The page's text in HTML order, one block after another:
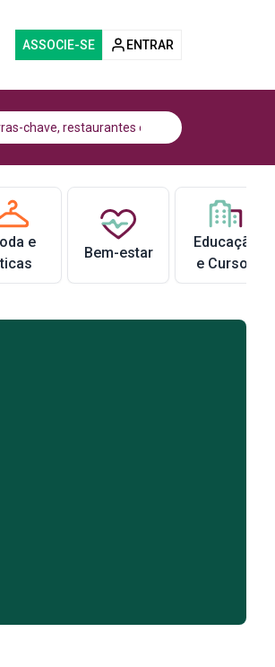
ASSOCIE-SE ENTRAR
e
Bem-estar
Educação
e Cursos